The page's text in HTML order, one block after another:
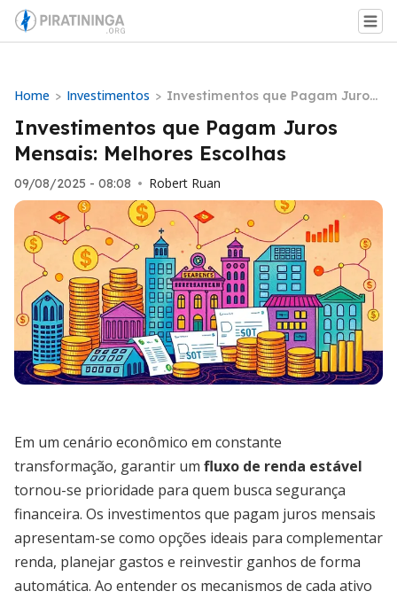
Home > Investimentos > Investimentos que Pagam Juros
Mensais: Melhores Escolhas
Investimentos que Pagam Juros
Mensais: Melhores Escolhas
09/08/2025 - 08:08 • Robert Ruan
Em um cenário econômico em constante
transformação, garantir um fluxo de renda estável
tornou-se prioridade para quem busca segurança
financeira. Os investimentos que pagam juros mensais
apresentam-se como opções ideais para complementar
renda, planejar gastos e reinvestir ganhos de forma
automática. Ao entender os mecanismos de cada ativo